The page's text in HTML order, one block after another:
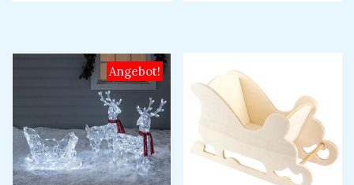
Angebot!